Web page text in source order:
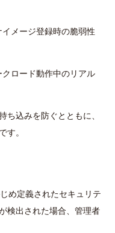
イメージ登録時の脆弱性
クロード動作中のリアル
ち込みを防ぐとともに、
す。
め定義されたセキュリテ
検出された場合、管理者